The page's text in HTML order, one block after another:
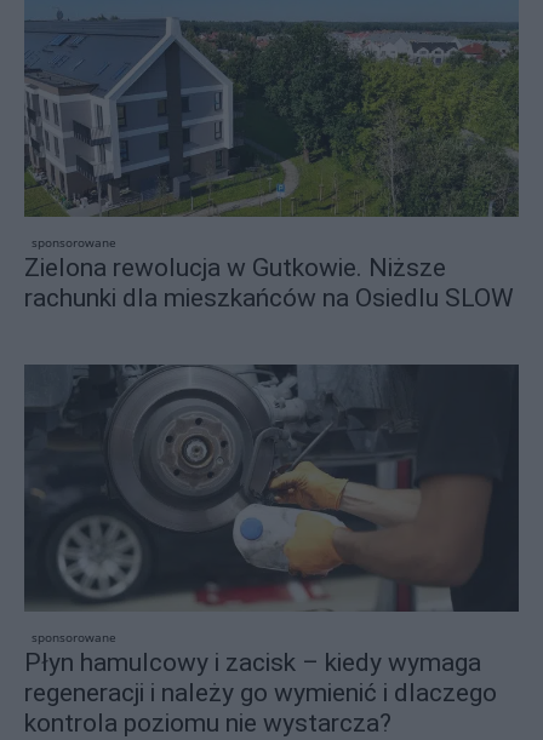
sponsorowane
Zielona rewolucja w Gutkowie. Niższe
rachunki dla mieszkańców na Osiedlu SLOW
sponsorowane
Płyn hamulcowy i zacisk – kiedy wymaga
regeneracji i należy go wymienić i dlaczego
kontrola poziomu nie wystarcza?